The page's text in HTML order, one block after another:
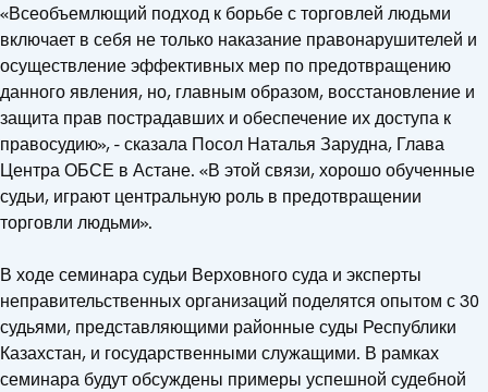
«Всеобъемлющий подход к борьбе с торговлей людьми
включает в себя не только наказание правонарушителей и
осуществление эффективных мер по предотвращению
данного явления, но, главным образом, восстановление и
защита прав пострадавших и обеспечение их доступа к
правосудию», - сказала Посол Наталья Зарудна, Глава
Центра ОБСЕ в Астане. «В этой связи, хорошо обученные
судьи, играют центральную роль в предотвращении
торговли людьми».
В ходе семинара судьи Верховного суда и эксперты
неправительственных организаций поделятся опытом с 30
судьями, представляющими районные суды Республики
Казахстан, и государственными служащими. В рамках
семинара будут обсуждены примеры успешной судебной